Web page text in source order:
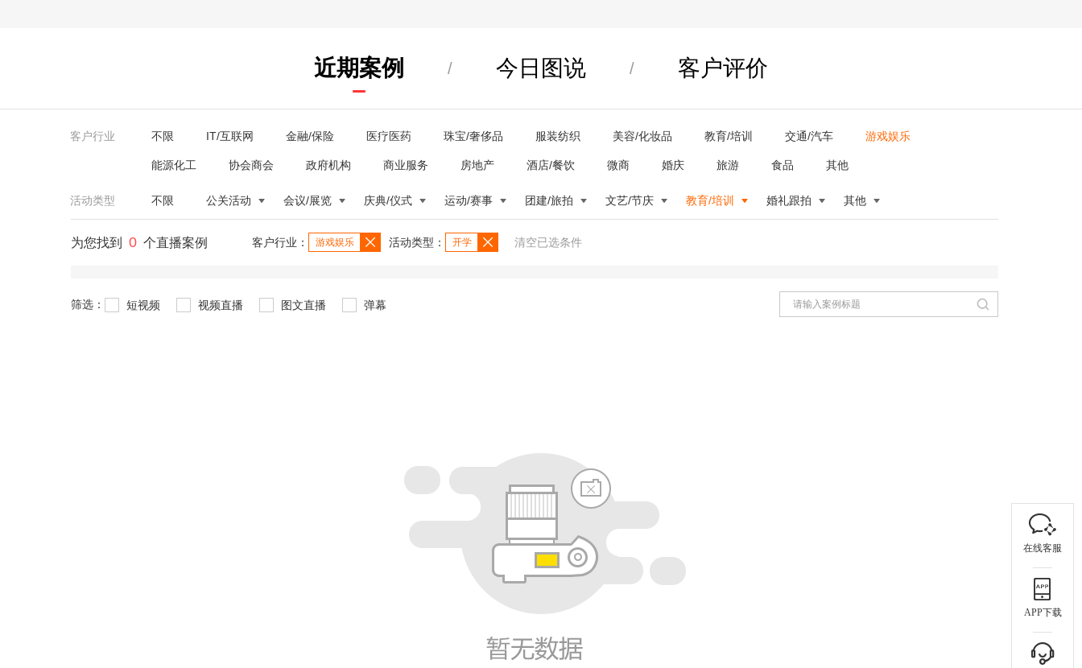
近期案例 / 今日图说 / 客户评价
客户行业 不限 IT/互联网 金融/保险 医疗医药 珠宝/奢侈品 服装纺织 美容/化妆品 教育/培训 交通/汽车 游戏娱乐
能源化工 协会商会 政府机构 商业服务 房地产 酒店/餐饮 微商 婚庆 旅游 食品 其他
活动类型 不限 公关活动 会议/展览 庆典/仪式 运动/赛事 团建/旅拍 文艺/节庆 教育/培训 婚礼跟拍 其他
为您找到 0 个直播案例 客户行业： 游戏娱乐 活动类型： 开学 清空已选条件
筛选： 短视频 视频直播 图文直播 弹幕
在线客服
APP下载